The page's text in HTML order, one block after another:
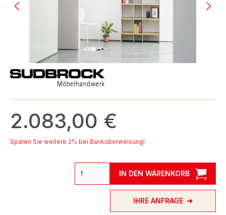
2.083,00 €
Sparen Sie weitere 2% bei Banküberweisung!
IN DEN WARENKORB
IHRE ANFRAGE